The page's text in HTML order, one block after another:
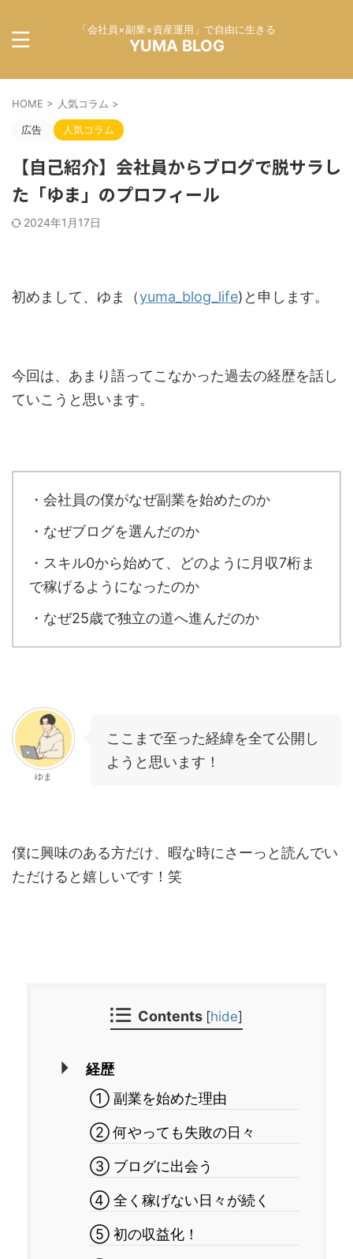
「会社員×副業×資産運用」で自由に生きる
YUMA BLOG
HOME > 人気コラム >
広告 人気コラム
【自己紹介】会社員からブログで脱サラし
た「ゆま」のプロフィール
2024年1月17日
初めまして、ゆま（yuma_blog_life)と申します。
今回は、あまり語ってこなかった過去の経歴を話し
ていこうと思います。
・会社員の僕がなぜ副業を始めたのか
・なぜブログを選んだのか
・スキル0から始めて、どのように月収7桁ま
で稼げるようになったのか
・なぜ25歳で独立の道へ進んだのか
ゆま
ここまで至った経緯を全て公開し
ようと思います！
僕に興味のある方だけ、暇な時にさーっと読んでい
ただけると嬉しいです！笑
Contents [hide]
経歴
① 副業を始めた理由
② 何やっても失敗の日々
③ ブログに出会う
④ 全く稼げない日々が続く
⑤ 初の収益化！